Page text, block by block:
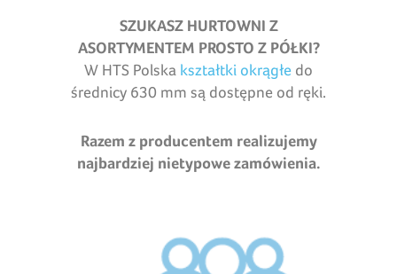
SZUKASZ HURTOWNI Z
ASORTYMENTEM PROSTO Z PÓŁKI?
W HTS Polska kształtki okrągłe do
średnicy 630 mm są dostępne od ręki.
Razem z producentem realizujemy
najbardziej nietypowe zamówienia.